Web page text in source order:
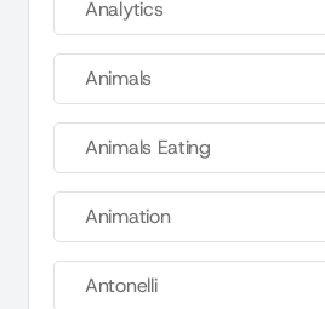
Analytics
Animals
Animals Eating
Animation
Antonelli